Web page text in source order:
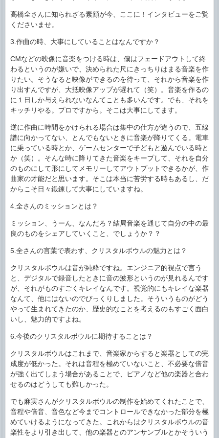
高橋全さんに知られざる素顔が今、ここに！インタビューをご覧
くださいませ。
3.作曲の時、大事にしていることはなんですか？
CMなどの映像に音楽をつける時は、僕はフェードアウトして終
わるというのが嫌いで、決められた尺にきっちりはまる音楽を作
りたい。そうなると映像ができるのを待って、それから音楽を作
り出すんですが、大抵映像アップが遅れて（笑）。音楽を作るの
に１日しか与えられないなんてことも多いんです。でも、それを
キッチリやる。プロですから。そこは大事にしてます。
逆に作曲に時間をかけられる場合は集中の仕方が違うので、五線
譜に向かってない、とんでもないときに音楽が降りてくる。電車
に乗っている時とか、ゲームセンターで子どもと遊んでいる時と
か（笑）。そんな時に降りてきた音楽をキープして、それを自分
のものにして形にしてメモリーしてアウトプットできるかが、作
曲家の才能だと思います。そこは本当に苦労する時もあるし、だ
からこそ日々鍛錬して大事にしていますね。
4.全さんのミッションとは？
ミッション、うーん、なんだろ？結局音楽を通じて自分の中の最
良のものをシェアしていくこと、でしょうか？？
5.全さんの言葉で表わす、クリスタルボウルの魅力とは？
クリスタルボウルは音が純粋ですね。エンジニア的視点で言う
と、デジタルで録音したときに音の波形というのが見れるんです
が、それがものすごくキレイなんです。視覚的にもキレイな楽器
なんて、他にはないのでびっくりしました。そういうものがどう
やって生まれてきたのか、歴史的なことを考えるのもすごく面白
いし、魅力的ですよね。
6.今後のクリスタルボウルに期待することは？
クリスタルボウルはこれまで、音楽家からすると楽器としての完
成度が低かった。それは音程を極めていないこと、不必要な倍音
が強く出てしまう場合があることで、ピアノなど他の楽器と合わ
せるのはどうしても難しかった。
でも麻実さんがクリスタルボウルの制作を始めてくれたことで、
音程や倍音、音色など今までコントロールできなかった部分を極
めていけるようになってきた。これからはクリスタルボウルの音
楽性をより引き出して、他の楽器とのアンサンブルとかそういう